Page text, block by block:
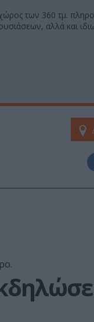
των 360 τμ.
αλλά και